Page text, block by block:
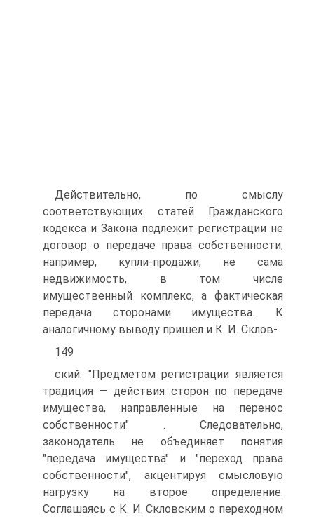
Действительно, по смыслу
соответствующих статей Гражданского
кодекса и Закона подлежит регистрации не
договор о передаче права собственности,
например, купли-продажи, не сама
недвижимость, в том числе
имущественный комплекс, а фактическая
передача сторонами имущества. К
аналогичному выводу пришел и К. И. Склов-
149
ский: "Предметом регистрации является
традиция — действия сторон по передаче
имущества, направленные на перенос
собственности" . Следовательно,
законодатель не объединяет понятия
"передача имущества" и "переход права
собственности", акцентируя смысловую
нагрузку на второе определение.
Соглашаясь с К. И. Скловским о переходном